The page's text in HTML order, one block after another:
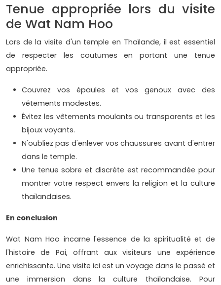
Tenue appropriée lors du visite
de Wat Nam Hoo
Lors de la visite d'un temple en Thaïlande, il est essentiel
de respecter les coutumes en portant une tenue
appropriée.
Couvrez vos épaules et vos genoux avec des
vêtements modestes.
Évitez les vêtements moulants ou transparents et les
bijoux voyants.
N'oubliez pas d'enlever vos chaussures avant d'entrer
dans le temple.
Une tenue sobre et discrète est recommandée pour
montrer votre respect envers la religion et la culture
thaïlandaises.
En conclusion
Wat Nam Hoo incarne l'essence de la spiritualité et de
l'histoire de Pai, offrant aux visiteurs une expérience
enrichissante. Une visite ici est un voyage dans le passé et
une immersion dans la culture thaïlandaise. Pour